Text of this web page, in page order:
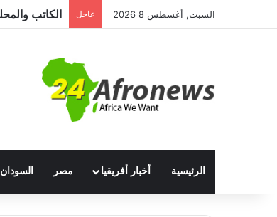
السبت, أغسطس 8 2026 عاجل
الرئيسية أخبار أفريقيا مصر السودان